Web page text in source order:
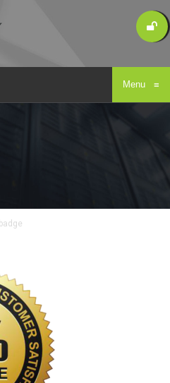
Menu ≡
badge